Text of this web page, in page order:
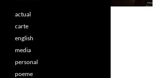
actual
carte
english
media
personal
poeme